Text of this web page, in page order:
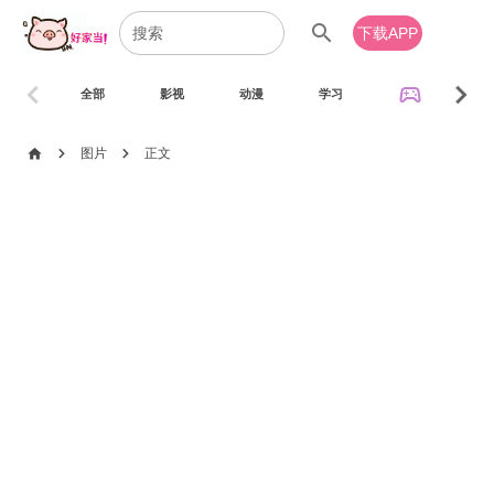
search 下载APP
全部 影视 动漫 学习 sports_esports
chevron_left chevron_right
home chevron_right 图片 chevron_right 正文